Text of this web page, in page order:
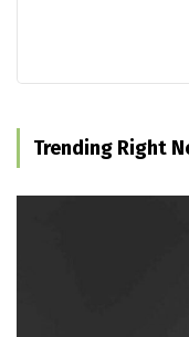
Trending Right